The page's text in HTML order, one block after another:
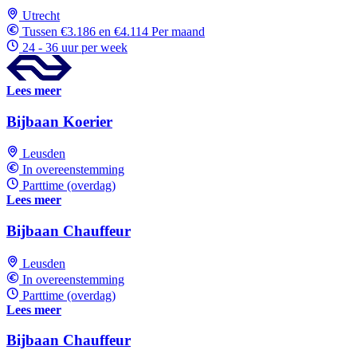
Utrecht
Tussen €3.186 en €4.114 Per maand
24 - 36 uur per week
Lees meer
Bijbaan Koerier
Leusden
In overeenstemming
Parttime (overdag)
Lees meer
Bijbaan Chauffeur
Leusden
In overeenstemming
Parttime (overdag)
Lees meer
Bijbaan Chauffeur